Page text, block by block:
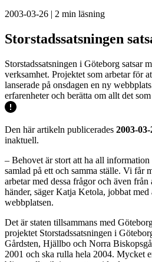
2003-03-26 | 2 min läsning
Storstadssatsningen
Storstadssatsningen i Göteborg satsar
verksamhet. Projektet som arbetar för
lanserade på onsdagen en ny
erfarenheter och berätta om allt det
Den här artikeln publicerades 2003-03-
inaktuell.
– Behovet är stort att ha all information
samlad på ett och samma ställe. Vi får
arbetar med dessa frågor och även
händer, säger Katja Ketola, jobbat med
webbplatsen.
Det är staten tillsammans med
projektet Storstadssatsningen i
Gårdsten, Hjällbo och Norra
2001 och ska rulla hela 2004. Mycket